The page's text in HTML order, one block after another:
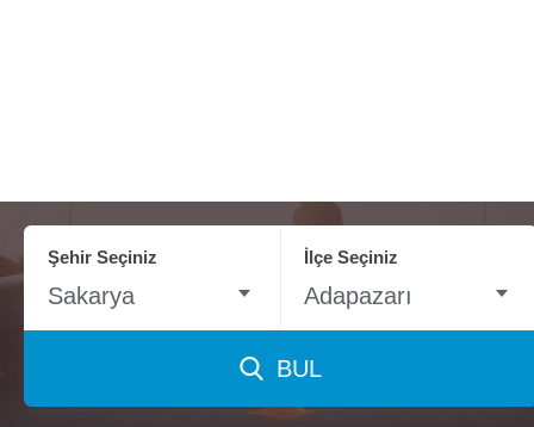
Şehir Seçiniz
Sakarya
İlçe Seçiniz
Adapazarı
BUL